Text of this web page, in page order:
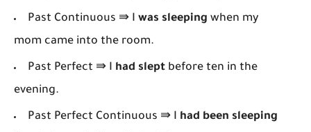
Past Continuous ⇛ I was sleeping when my
mom came into the room.
Past Perfect ⇛ I had slept before ten in the
evening.
Past Perfect Continuous ⇛ I had been sleeping